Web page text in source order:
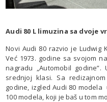
Audi 80 L limuzina sa dvoje
Novi Audi 80 razvio je Ludwig
Već 1973. godine sa svojom
nagradu „Automobil
srednjoj klasi. Sa
godine, izgled Audi 80
100 modela, koji je baš u tom